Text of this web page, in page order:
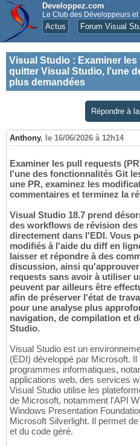
Developpez.com
Le Club des Développeurs et
Actus Forum Visual
Visual Studio : Examiner
quitter Visual Studio, l'une
plus demandées
Répondre à
Anthony, le 16/06/2026 à 12h14
Examiner les pull requests
l'une des fonctionnalités Git
une PR, examinez les
commentaires et terminez la
Visual Studio 18.7 prend
des workflows de révision
directement dans l'EDI. Vous
modifiés à l'aide du diff en
laisser et répondre à des
discussion, ainsi
requests sans avoir à utiliser
peuvent par ailleurs être
afin de préserver l'état de
pour une analyse plus
navigation, de compilation et
Studio.
Visual Studio est un
(EDI) développé par Microsoft.
programmes informatiques,
applications web, des services
Visual Studio utilise les
de Microsoft, notamment l'API
Windows Presentation
Microsoft Silverlight. Il permet
et du code géré.